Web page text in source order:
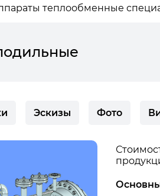
теплообменные
Эскизы Фото